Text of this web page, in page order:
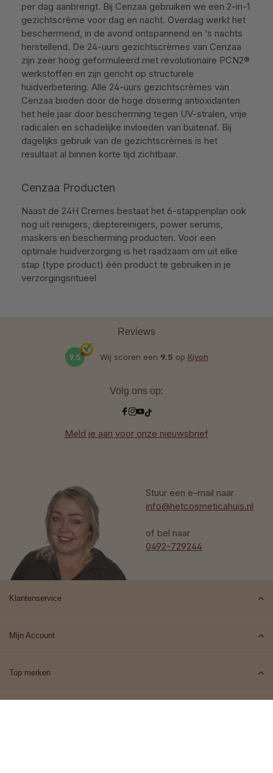
per dag aanbrengt. Bij Cenzaa gebruiken we een 2-in-1
gezichtscrème voor dag en nacht. Overdag werkt het
beschermend, in de avond ontspannend en ‘s nachts
herstellend. De 24-uurs gezichtscrèmes van Cenzaa
zijn zeer hoog geformuleerd met revolutionaire PCN2®
werkstoffen en zijn gericht op structurele
huidverbetering. Alle 24-uurs gezichtscrèmes van
Cenzaa bieden door de hoge dosering antioxidanten
het hele jaar door bescherming tegen UV-stralen, vrije
radicalen en schadelijke invloeden van buitenaf. Bij
dagelijks gebruik van de gezichtscrèmes is het
resultaat al binnen korte tijd zichtbaar.
Cenzaa Producten
Naast de 24H Cremes bestaat het 6-stappenplan ook
nog uit reinigers, dieptereinigers, power serums,
maskers en bescherming producten. Voor een
optimale huidverzorging is het raadzaam om uit elke
stap (type product) één product te gebruiken in je
verzorgingsritueel
Stuur een e-mail naar
info@hetcosmeticahuis.nl
of bel naar
0492-729244
Reviews
9.5 Wij scoren een 9.5 op Kiyoh
Volg ons op:
Meld je aan voor onze nieuwsbrief
Klantenservice
Mijn Account
Top merken